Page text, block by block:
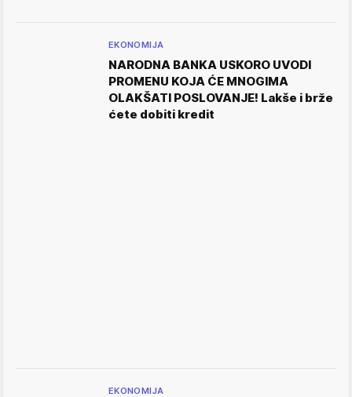
EKONOMIJA
NARODNA BANKA USKORO UVODI
PROMENU KOJA ĆE MNOGIMA
OLAKŠATI POSLOVANJE! Lakše i brže
ćete dobiti kredit
EKONOMIJA